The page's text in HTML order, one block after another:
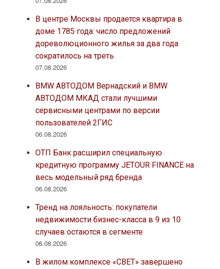
В центре Москвы продается квартира в
доме 1785 года: число предложений
дореволюционного жилья за два года
сократилось на треть
07.08.2026
BMW АВТОДОМ Вернадский и BMW
АВТОДОМ МКАД стали лучшими
сервисными центрами по версии
пользователей 2ГИС
06.08.2026
ОТП Банк расширил специальную
кредитную программу JETOUR FINANCE на
весь модельный ряд бренда
06.08.2026
Тренд на лояльность: покупатели
недвижимости бизнес-класса в 9 из 10
случаев остаются в сегменте
06.08.2026
В жилом комплексе «СВЕТ» завершено